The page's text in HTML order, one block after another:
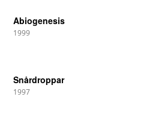
Abiogenesis
1999
Snårdroppar
1997